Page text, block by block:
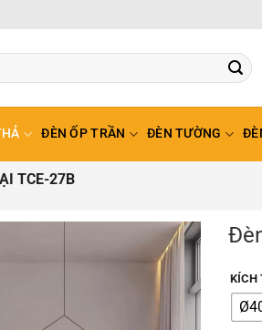
ĐÈN ỐP TRẦN ĐÈN TƯỜNG
TCE-27B
KÍCH